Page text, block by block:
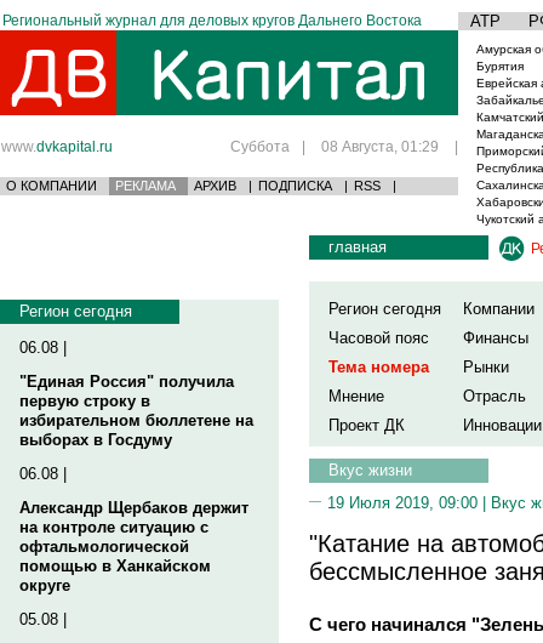
Региональный журнал для деловых кругов Дальнего Востока АТР
www.dvkapital.ru Суббота | 08 Августа, 01:29 |
О КОМПАНИИ РЕКЛАМА АРХИВ | ПОДПИСКА | RSS |
Амурская
Бурятия
Еврейская
Чукотский
Регион сегодня
06.08 |
"Единая Россия" получила
первую строку в
избирательном бюллетене на
выборах в Госдуму
06.08 |
Александр Щербаков держит
на контроле ситуацию с
офтальмологической
помощью в Ханкайском
округе
05.08 |
главная
Регион сегодня
Компании
Часовой пояс
Финансы
Тема номера
Рынки
Мнение
Отрасль
Проект ДК
Инновации
Вкус жизни
19 Июля 2019, 09:00 | Вкус
"Катание на
бессмысленное
С чего начинался